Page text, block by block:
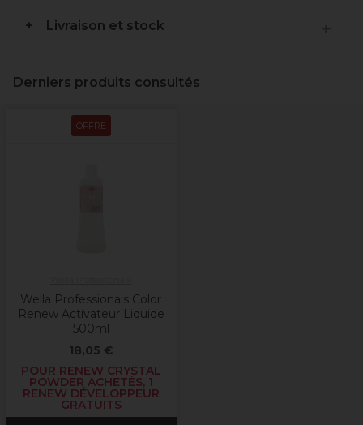
Livraison et stock
Derniers produits consultés
OFFRE
Wella Professionals Color
Renew Activateur Liquide
500ml
18,05 €
POUR RENEW CRYSTAL
POWDER ACHETÉS, 1
RENEW DÉVELOPPEUR
GRATUITS